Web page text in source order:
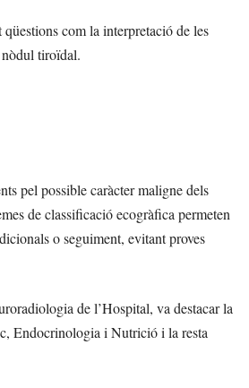
com la interpretació de les
tiroïdal.
pel possible caràcter maligne dels
de classificació ecogràfica permeten
o seguiment, evitant proves
de l’Hospital, va destacar la
Endocrinologia i Nutrició i la resta